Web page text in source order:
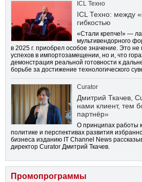
ICL Техно
ICL Техно: между
гибкостью
«Стали крепче!» —
мультивендорного
в 2025 г. приобрел особое значение. Это не
успехов в импортозамещении, но и, что
демонстрация реальной готовности к
борьбе за достижение технологического
Curator
Дмитрий Ткачев,
нами клиент, тем
партнёр»
О принципах работы
политике и перспективах развития
бизнеса изданию IT Channel News
директор Curator Дмитрий Ткачев.
Промопрограммы